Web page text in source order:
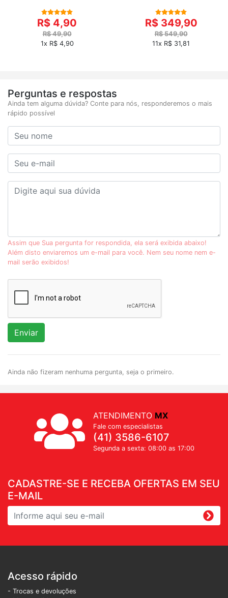
R$ 4,90
R$ 49,90
1x R$ 4,90
R$ 349,90
R$ 549,90
11x R$ 31,81
Perguntas e respostas
Ainda tem alguma dúvida? Conte para nós, responderemos o mais
rápido possível
Assim que Sua pergunta for respondida, ela será exibida abaixo!
Além disto enviaremos um e-mail para você. Nem seu nome nem e-
mail serão exibidos!
Enviar
Ainda não fizeram nenhuma pergunta, seja o primeiro.
CADASTRE-SE E RECEBA OFERTAS EM SEU
E-MAIL
ATENDIMENTO MX
Fale com especialistas
(41) 3586-6107
Segunda a sexta: 08:00 as 17:00
Acesso rápido
- Trocas e devoluções